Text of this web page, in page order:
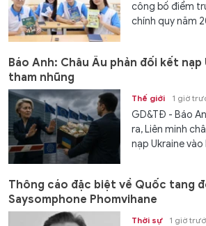
công bố điểm
chính quy năm
Báo Anh: Châu Âu phản đối kết nạp
tham nhũng
Thế giới 1 giờ
GD&TĐ - Báo
ra, Liên minh
nạp Ukraine
Thông cáo đặc biệt về Quốc tang
Saysomphone Phomvihane
Thời sự 1 giờ